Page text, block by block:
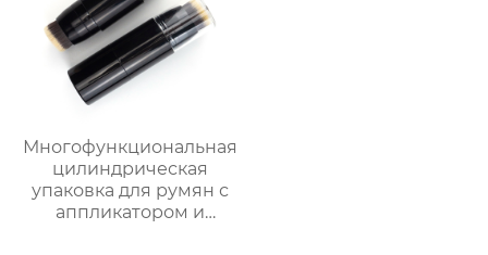
Многофункциональная
цилиндрическая
упаковка для румян с
аппликатором и